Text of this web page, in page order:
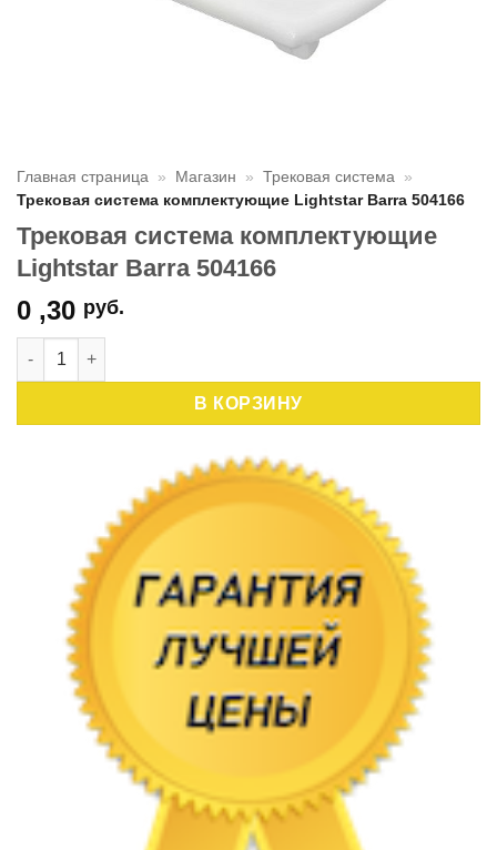
Главная страница » Магазин » Трековая система
»
Трековая система комплектующие Lightstar Barra 504166
Трековая система комплектующие
Lightstar Barra 504166
0 ,30 руб.
Количество товара Трековая система комплектующие
В КОРЗИНУ